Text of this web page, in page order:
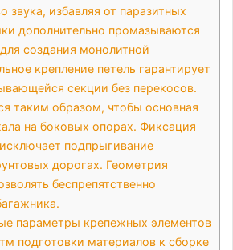
звука, избавляя от паразитных
дополнительно промазываются
создания монолитной
крепление петель гарантирует
секции без перекосов.
таким образом, чтобы основная
на боковых опорах. Фиксация
подпрыгивание
дорогах. Геометрия
беспрепятственно
параметры крепежных элементов
подготовки материалов к сборке